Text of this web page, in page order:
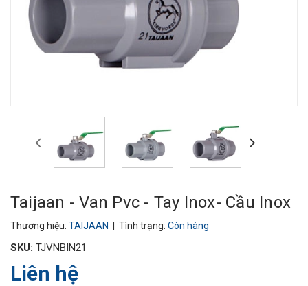
Taijaan - Van Pvc - Tay Inox- Cầu Inox
Thương hiệu: TAIJAAN | Tình trạng: Còn hàng
SKU: TJVNBIN21
Liên hệ